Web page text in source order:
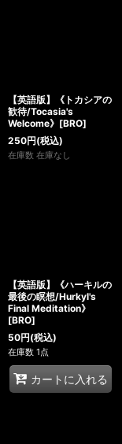
【英語版】《トカシアの
歓待/Tocasia's
Welcome》[BRO]
250円(税込)
在庫数 在庫なし
【英語版】《ハーキルの
最後の瞑想/Hurkyl's
Final Meditation》
[BRO]
50円(税込)
在庫数 1点
カートに入れる